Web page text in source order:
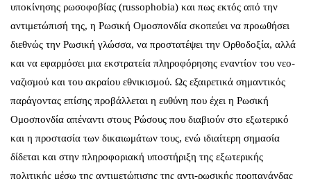
υποκίνησης ρωσοφοβίας (russophobia) και πως εκτός από την
αντιμετώπισή της, η Ρωσική Ομοσπονδία σκοπεύει να προωθήσει
διεθνώς την Ρωσική γλώσσα, να προστατέψει την Ορθοδοξία, αλλά
και να εφαρμόσει μια εκστρατεία πληροφόρησης εναντίον του νεο-
ναζισμού και του ακραίου εθνικισμού. Ως εξαιρετικά σημαντικός
παράγοντας επίσης προβάλλεται η ευθύνη που έχει η Ρωσική
Ομοσπονδία απέναντι στους Ρώσους που διαβιούν στο εξωτερικό
και η προστασία των δικαιωμάτων τους, ενώ ιδιαίτερη σημασία
δίδεται και στην πληροφοριακή υποστήριξη της εξωτερικής
πολιτικής μέσω της αντιμετώπισης της αντι-ρωσικής προπαγάνδας